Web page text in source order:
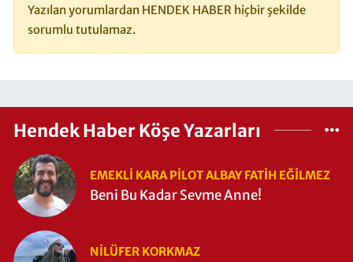
Yazılan yorumlardan HENDEK HABER hiçbir şekilde
sorumlu tutulamaz.
Hendek Haber Köşe Yazarları
EMEKLI KARA PILOT ALBAY FATIH EĞİLMEZ
Beni Bu Kadar Sevme Anne!
NILÜFER KORKMAZ